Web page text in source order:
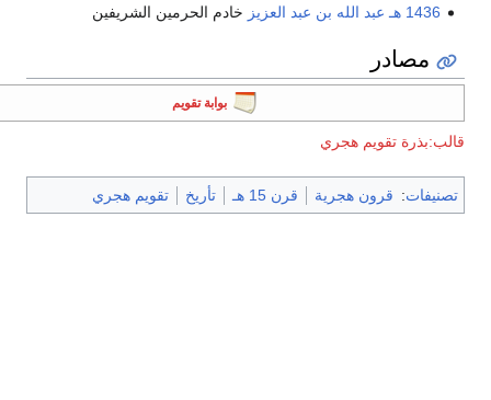
1436 هـ
عبد الله بن عبد العزيزخادم الحرمين الشريفين
مصادر
بوابة تقويم
تقويم هجري
تصنيفات: قرون هجرية قرن 15 هـ تأريخ تقويم هجري